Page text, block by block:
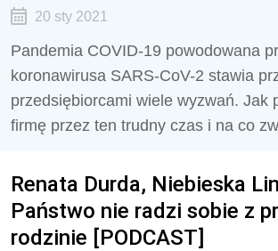
20 sty 2021
Pandemia COVID-19 powodowana
koronawirusa SARS-CoV-2 stawia
przedsiębiorcami wiele wyzwań. Jak
firmę przez ten trudny czas i na co
Renata Durda, Niebieska
Państwo nie radzi sobie z
rodzinie [PODCAST]